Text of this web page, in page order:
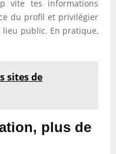
vite tes informations
du profil et privilégier
public. En pratique,
sites de
plus de